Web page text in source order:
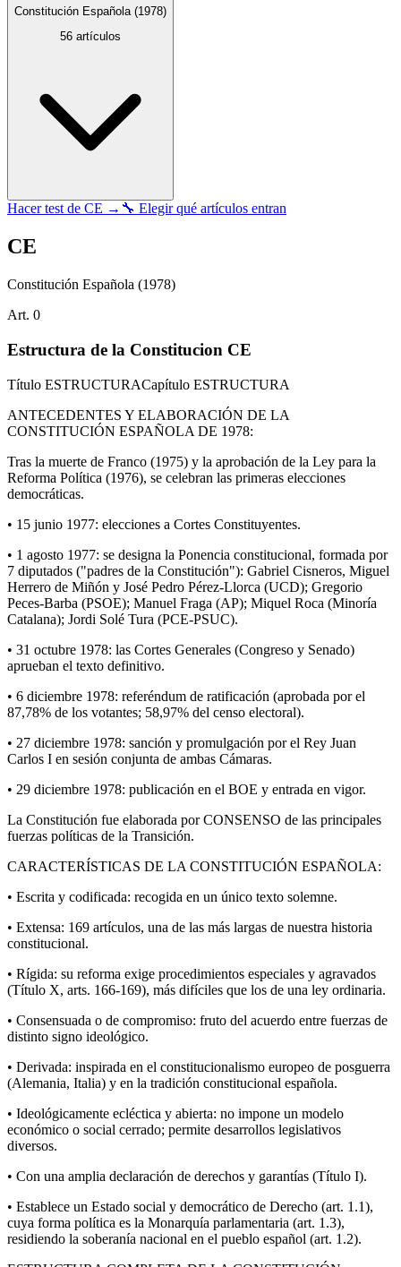
Constitución Española (1978)
56 artículos
Hacer test de CE → 🔧 Elegir qué artículos entran
CE
Constitución Española (1978)
Art. 0
Estructura de la Constitucion CE
Título ESTRUCTURACapítulo ESTRUCTURA
ANTECEDENTES Y ELABORACIÓN DE LA
CONSTITUCIÓN ESPAÑOLA DE 1978:
Tras la muerte de Franco (1975) y la aprobación de la Ley para la
Reforma Política (1976), se celebran las primeras elecciones
democráticas.
• 15 junio 1977: elecciones a Cortes Constituyentes.
• 1 agosto 1977: se designa la Ponencia constitucional, formada por
7 diputados ("padres de la Constitución"): Gabriel Cisneros, Miguel
Herrero de Miñón y José Pedro Pérez-Llorca (UCD); Gregorio
Peces-Barba (PSOE); Manuel Fraga (AP); Miquel Roca (Minoría
Catalana); Jordi Solé Tura (PCE-PSUC).
• 31 octubre 1978: las Cortes Generales (Congreso y Senado)
aprueban el texto definitivo.
• 6 diciembre 1978: referéndum de ratificación (aprobada por el
87,78% de los votantes; 58,97% del censo electoral).
• 27 diciembre 1978: sanción y promulgación por el Rey Juan
Carlos I en sesión conjunta de ambas Cámaras.
• 29 diciembre 1978: publicación en el BOE y entrada en vigor.
La Constitución fue elaborada por CONSENSO de las principales
fuerzas políticas de la Transición.
CARACTERÍSTICAS DE LA CONSTITUCIÓN ESPAÑOLA:
• Escrita y codificada: recogida en un único texto solemne.
• Extensa: 169 artículos, una de las más largas de nuestra historia
constitucional.
• Rígida: su reforma exige procedimientos especiales y agravados
(Título X, arts. 166-169), más difíciles que los de una ley ordinaria.
• Consensuada o de compromiso: fruto del acuerdo entre fuerzas de
distinto signo ideológico.
• Derivada: inspirada en el constitucionalismo europeo de posguerra
(Alemania, Italia) y en la tradición constitucional española.
• Ideológicamente ecléctica y abierta: no impone un modelo
económico o social cerrado; permite desarrollos legislativos
diversos.
• Con una amplia declaración de derechos y garantías (Título I).
• Establece un Estado social y democrático de Derecho (art. 1.1),
cuya forma política es la Monarquía parlamentaria (art. 1.3),
residiendo la soberanía nacional en el pueblo español (art. 1.2).